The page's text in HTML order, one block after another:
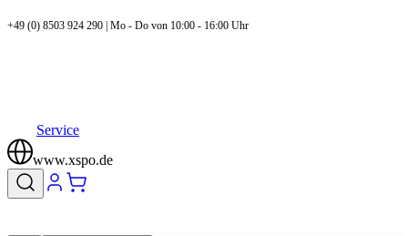
+49 (0) 8503 924 290 | Mo - Do von 10:00 - 16:00 Uhr
Service
www.xspo.de